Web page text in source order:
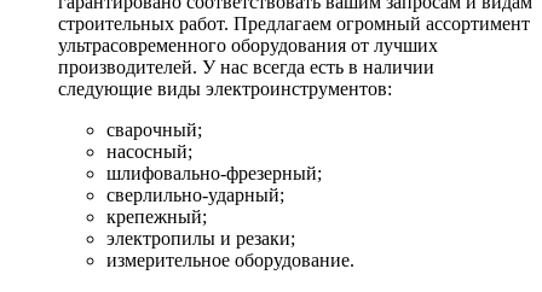
строительных работ. Предлагаем огромный ассортимент
ультрасовременного оборудования от лучших
производителей. У нас всегда есть в наличии
следующие виды электроинструментов:
сварочный;
насосный;
шлифовально-фрезерный;
сверлильно-ударный;
крепежный;
электропилы и резаки;
измерительное оборудование.